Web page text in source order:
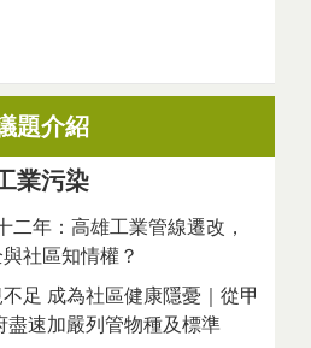
題介紹
業污染
二年：高雄工業管線遷改，
社區知情權？
足 成為社區健康隱憂｜從甲
盡速加嚴列管物種及標準